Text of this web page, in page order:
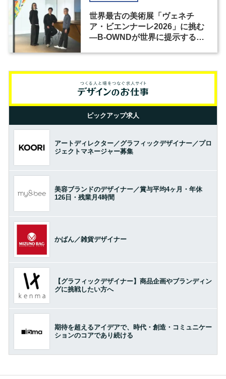
世界最古の美術展「ヴェネチ
ア・ビエンナーレ2026」に挑む
―B-OWNDが世界に提示する美
ピックアップ求人
アートディレクター／グラフィックデザイナー／プロ
ジェクトマネージャー募集
美容ブランドのデザイナー／賞与平均4ヶ月・年休
126日・残業月4時間
かばん／雑貨デザイナー
【グラフィックデザイナー】商品企画やブランディン
グに挑戦したい方へ
期待を超えるアイデアで、時代・創造・コミュニケー
ションのコアであり続ける